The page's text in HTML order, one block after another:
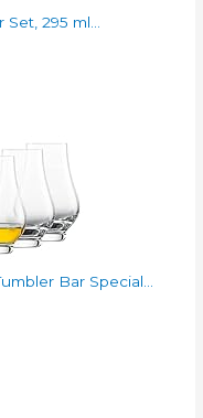
295 ml...
Bar Special...